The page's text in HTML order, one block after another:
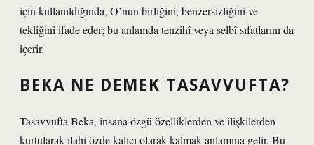
için kullanıldığında, O’nun birliğini, benzersizliğini ve
tekliğini ifade eder; bu anlamda tenzihî veya selbî sıfatlarını da
içerir.
BEKA NE DEMEK TASAVVUFTA?
Tasavvufta Beka, insana özgü özelliklerden ve ilişkilerden
kurtularak ilahi özde kalıcı olarak kalmak anlamına gelir. Bu